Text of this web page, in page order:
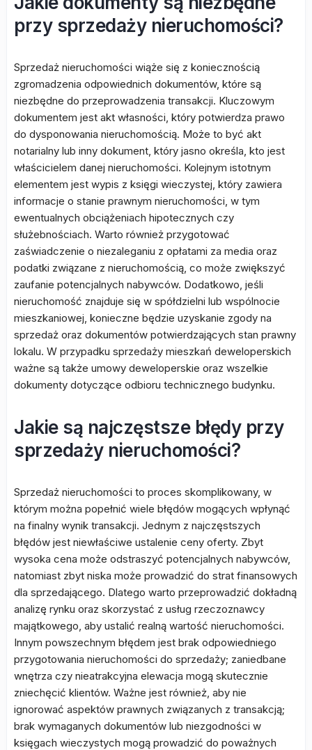
przy sprzedaży nieruchomości?
Sprzedaż nieruchomości wiąże się z koniecznością
zgromadzenia odpowiednich dokumentów, które są
niezbędne do przeprowadzenia transakcji. Kluczowym
dokumentem jest akt własności, który potwierdza prawo
do dysponowania nieruchomością. Może to być akt
notarialny lub inny dokument, który jasno określa, kto jest
właścicielem danej nieruchomości. Kolejnym istotnym
elementem jest wypis z księgi wieczystej, który zawiera
informacje o stanie prawnym nieruchomości, w tym
ewentualnych obciążeniach hipotecznych czy
służebnościach. Warto również przygotować
zaświadczenie o niezaleganiu z opłatami za media oraz
podatki związane z nieruchomością, co może zwiększyć
zaufanie potencjalnych nabywców. Dodatkowo, jeśli
nieruchomość znajduje się w spółdzielni lub wspólnocie
mieszkaniowej, konieczne będzie uzyskanie zgody na
sprzedaż oraz dokumentów potwierdzających stan prawny
lokalu. W przypadku sprzedaży mieszkań deweloperskich
ważne są także umowy deweloperskie oraz wszelkie
dokumenty dotyczące odbioru technicznego budynku.
Jakie są najczęstsze błędy przy
sprzedaży nieruchomości?
Sprzedaż nieruchomości to proces skomplikowany, w
którym można popełnić wiele błędów mogących wpłynąć
na finalny wynik transakcji. Jednym z najczęstszych
błędów jest niewłaściwe ustalenie ceny oferty. Zbyt
wysoka cena może odstraszyć potencjalnych nabywców,
natomiast zbyt niska może prowadzić do strat finansowych
dla sprzedającego. Dlatego warto przeprowadzić dokładną
analizę rynku oraz skorzystać z usług rzeczoznawcy
majątkowego, aby ustalić realną wartość nieruchomości.
Innym powszechnym błędem jest brak odpowiedniego
przygotowania nieruchomości do sprzedaży; zaniedbane
wnętrza czy nieatrakcyjna elewacja mogą skutecznie
zniechęcić klientów. Ważne jest również, aby nie
ignorować aspektów prawnych związanych z transakcją;
brak wymaganych dokumentów lub niezgodności w
księgach wieczystych mogą prowadzić do poważnych